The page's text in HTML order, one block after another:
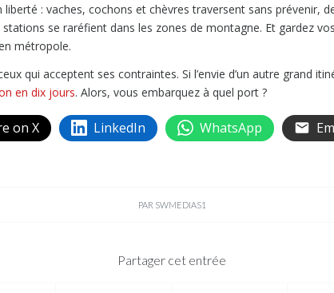
: vaches, cochons et chèvres traversent sans prévenir,
se raréfient dans les zones de montagne. Et gardez
métropole.
qui acceptent ses contraintes. Si l’envie d’un autre grand
en dix jours. Alors, vous embarquez à quel port ?
on X LinkedIn WhatsApp
PAR SWMEDIAS1
Partager cet entrée